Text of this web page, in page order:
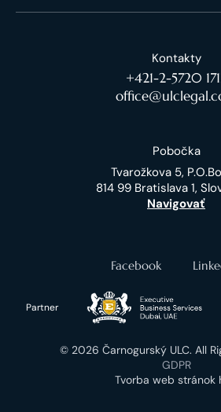
Kontakty
+421-2-5720
Pobočka
Tvarožkova 5,
814 99 Bratislava 1,
Navigovať
Facebook
Partner
© 2026 Čarnogurský ULC. All
GDPR
Tvorba web stránok